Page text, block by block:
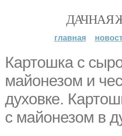
ДАЧНАЯ
главная
Картошка с
майонезом и
духовке.
с майонезом в